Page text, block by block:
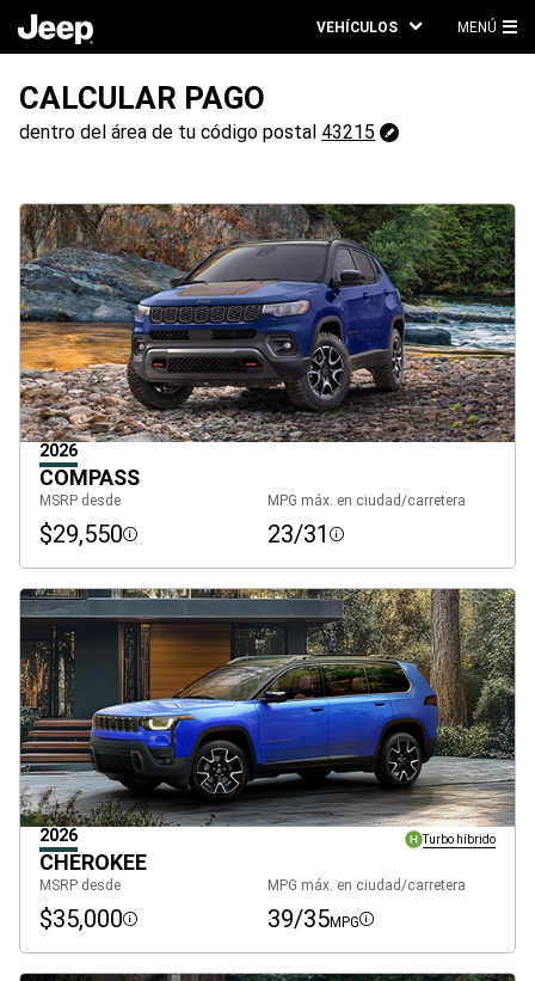
VEHÍCULOS MENÚ
CALCULAR PAGO
43215
dentro del área de tu código postal 43215
2026
COMPASS
MSRP desde
$29,550 Disclosure
MPG máx. en ciudad/carretera
23/31 Disclosure
2026 Turbo híbrido
CHEROKEE
MSRP desde
$35,000 Disclosure
MPG máx. en ciudad/carretera
39/35MPG Disclosure